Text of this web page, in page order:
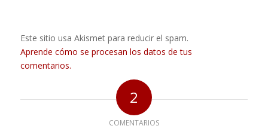
Este sitio usa Akismet para reducir el spam.
Aprende cómo se procesan los datos de tus
comentarios.
2
COMENTARIOS